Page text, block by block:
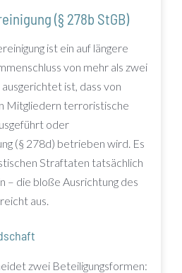
(§ 278b StGB)
ist ein auf längere
von mehr als zwei
ist, dass von
Mitgliedern terroristische
oder
(§ 278d) betrieben wird. Es
Straftaten tatsächlich
– die bloße Ausrichtung des
aus.
zwei Beteiligungsformen: